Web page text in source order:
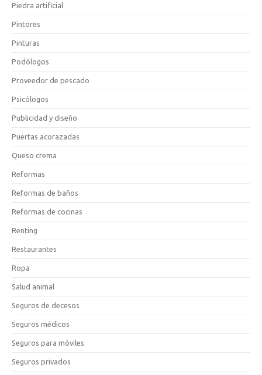
Piedra artificial
Pintores
Pinturas
Podólogos
Proveedor de pescado
Psicólogos
Publicidad y diseño
Puertas acorazadas
Queso crema
Reformas
Reformas de baños
Reformas de cocinas
Renting
Restaurantes
Ropa
Salud animal
Seguros de decesos
Seguros médicos
Seguros para móviles
Seguros privados